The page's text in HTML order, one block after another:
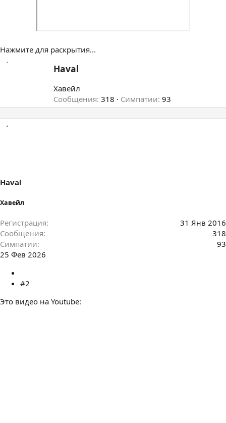
Нажмите для раскрытия...
А
т
о
р
Haval
Хавейл
Сообщения 318 Симпатии 93
Haval
Хавейл
Регистрация
31 Янв 2016
Сообщения
318
Симпатии
93
25 Фев 2026
#2
Это видео на Youtube: